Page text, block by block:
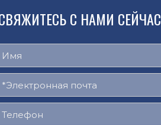
С НАМИ СЕЙЧАС